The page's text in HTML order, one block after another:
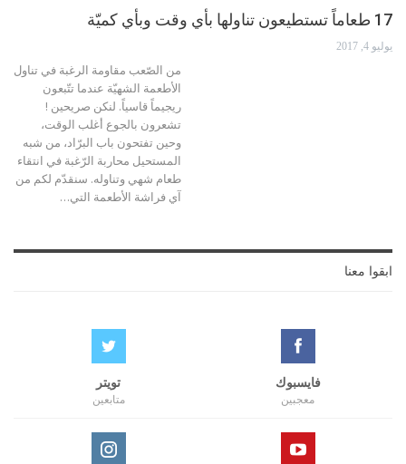
17 طعاماً تستطيعون تناولها بأي وقت وبأي كميّة
يوليو 4, 2017
من الصّعب مقاومة الرغبة في تناول
الأطعمة الشهيّة عندما تتّبعون
ريجيماً قاسياً. لنكن صريحين !
تشعرون بالجوع أغلب الوقت،
وحين تفتحون باب البرّاد، من شبه
المستحيل محاربة الرّغبة في انتقاء
طعام شهي وتناوله. سنقدّم لكم من
آي فراشة الأطعمة التي…
ابقوا معنا
فايسبوك
معجبين
تويتر
متابعين